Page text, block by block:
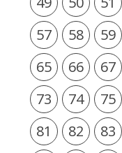
57
58 59
65
66 67
73
74 75
81
82 83